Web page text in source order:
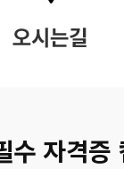
수 자격증